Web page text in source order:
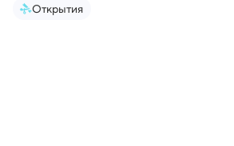
Открытия